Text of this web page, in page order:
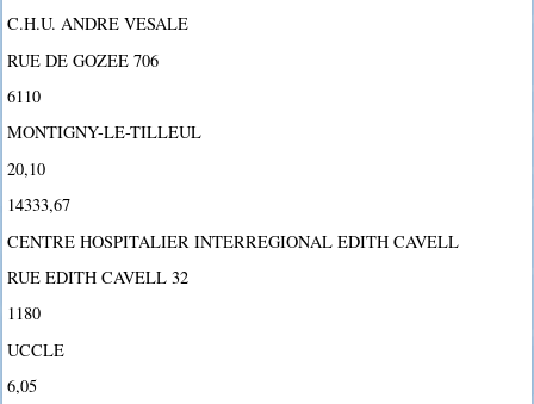
C.H.U. ANDRE VESALE
RUE DE GOZEE 706
6110
MONTIGNY-LE-TILLEUL
20,10
14333,67
CENTRE HOSPITALIER INTERREGIONAL EDITH CAVELL
RUE EDITH CAVELL 32
1180
UCCLE
6,05